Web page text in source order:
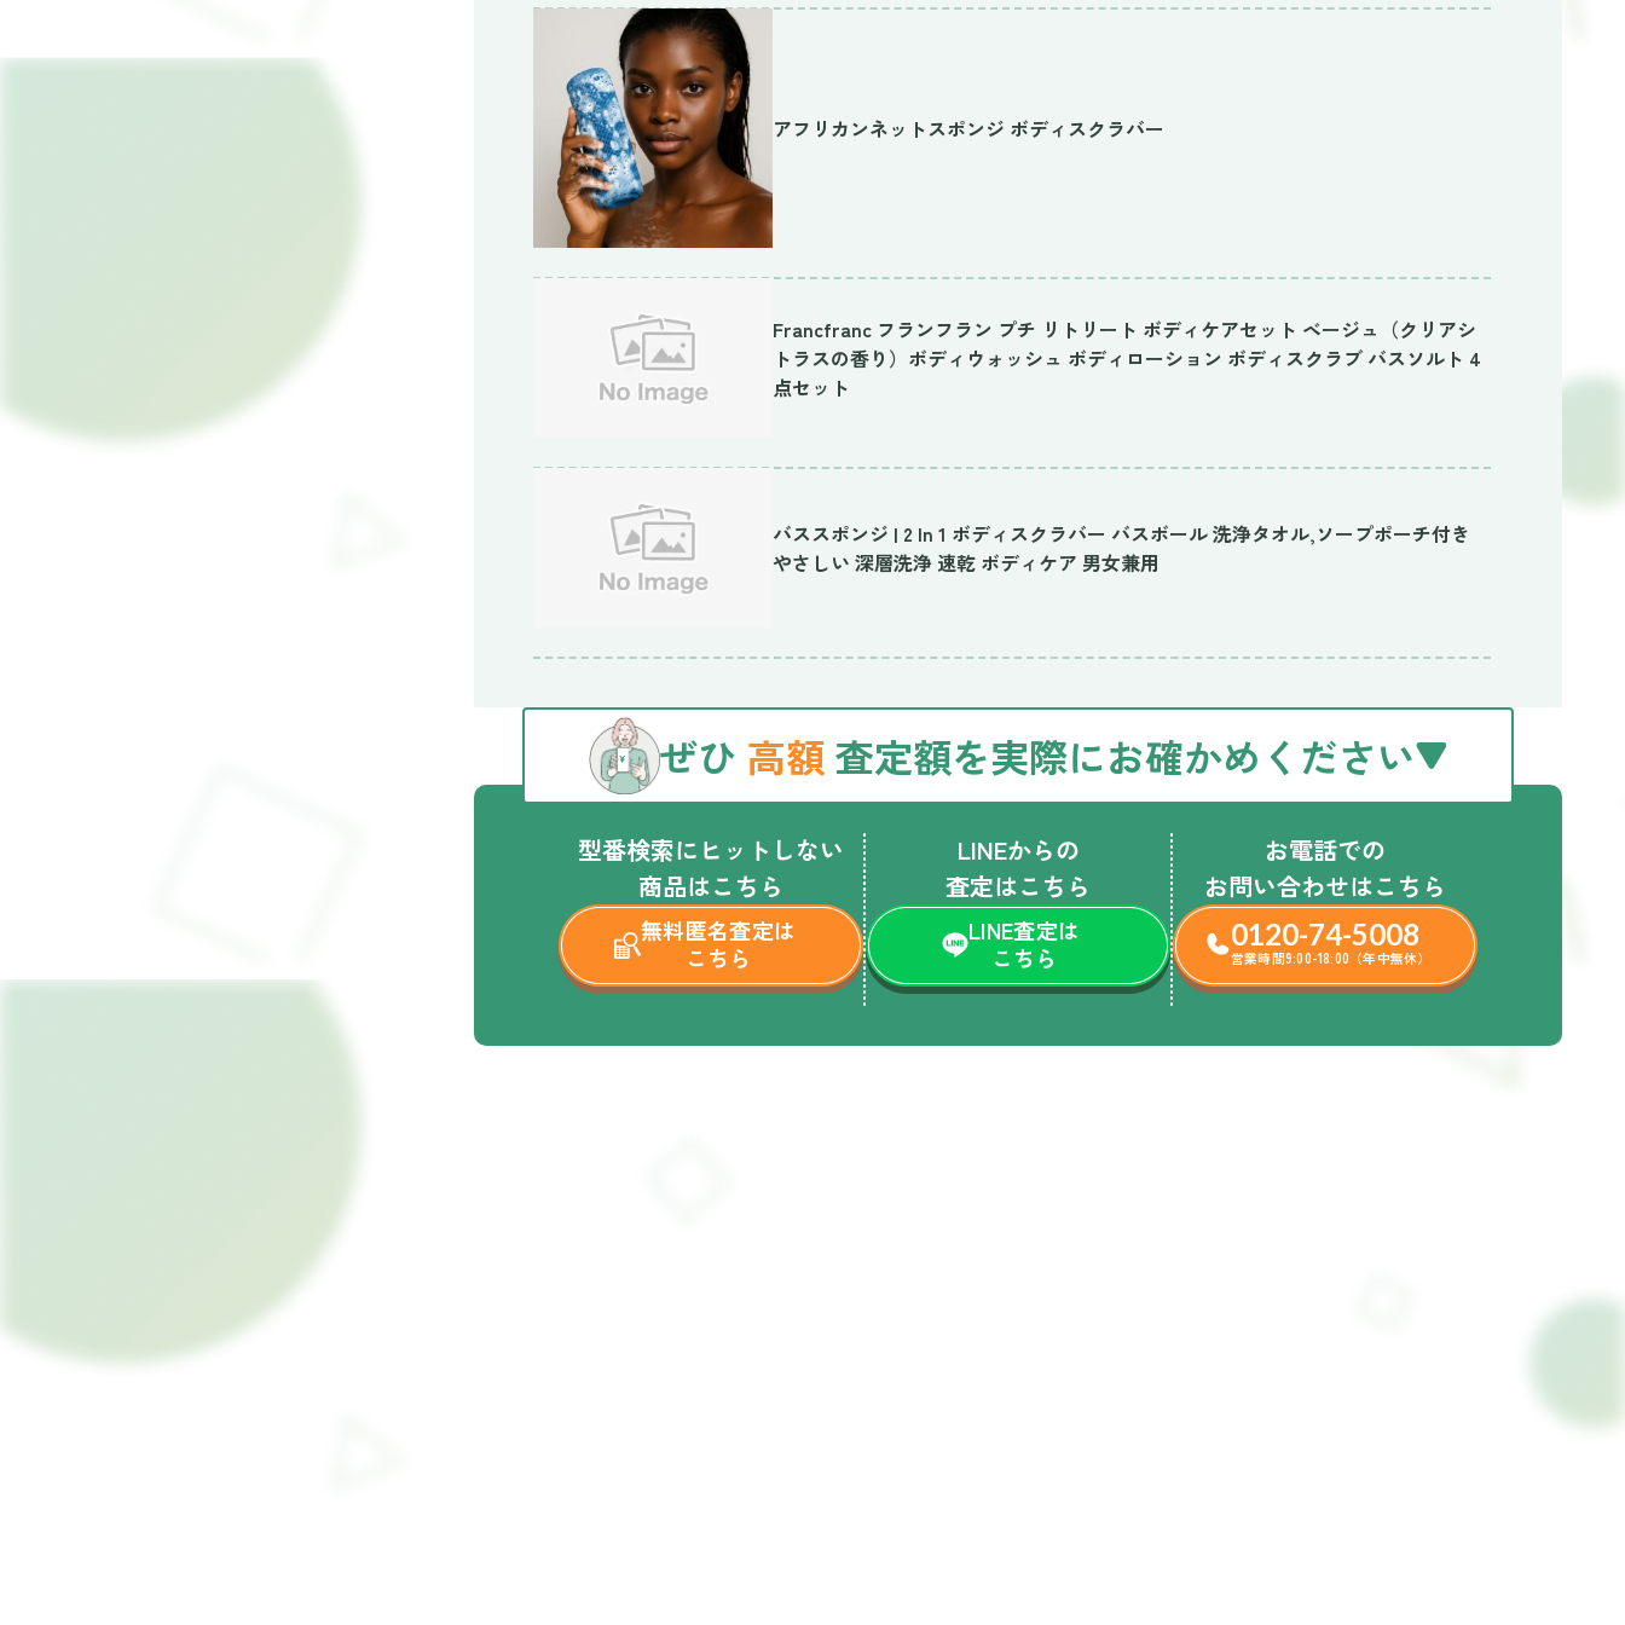
アフリカンネットスポンジ ボディスクラバー
Francfranc フランフラン プチ リトリート ボディケアセット ベージュ（クリアシ
トラスの香り）ボディウォッシュ ボディローション ボディスクラブ バスソルト 4
点セット
バススポンジ | 2 In 1 ボディスクラバー バスボール 洗浄タオル,ソープポーチ付き
やさしい 深層洗浄 速乾 ボディケア 男女兼用
型番検索にヒットしない
商品はこちら
無料匿名査定は
こちら
LINEからの
査定はこちら
LINE査定は
こちら
お電話での
お問い合わせはこちら
0120-74-5008
営業時間9:00-18:00（年中無休）
ぜひ 高額 査定額を実際にお確かめください